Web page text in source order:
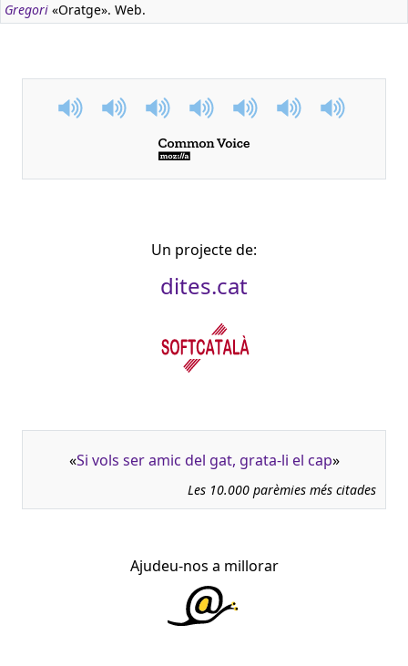
Gregori «Oratge». Web.
Un projecte de:
dites.cat
«Si vols ser amic del gat, grata-li el cap»
Les 10.000 parèmies més citades
Ajudeu-nos a millorar